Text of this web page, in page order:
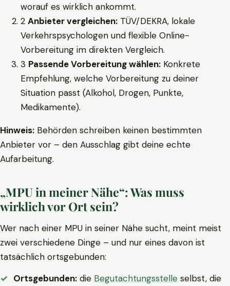
worauf es wirklich ankommt.
2 Anbieter vergleichen: TÜV/DEKRA, lokale
Verkehrspsychologen und flexible Online-
Vorbereitung im direkten Vergleich.
3 Passende Vorbereitung wählen: Konkrete
Empfehlung, welche Vorbereitung zu deiner
Situation passt (Alkohol, Drogen, Punkte,
Medikamente).
Hinweis: Behörden schreiben keinen bestimmten
Anbieter vor – den Ausschlag gibt deine echte
Aufarbeitung.
„MPU in meiner Nähe“: Was muss
wirklich vor Ort sein?
Wer nach einer MPU in seiner Nähe sucht, meint meist
zwei verschiedene Dinge – und nur eines davon ist
tatsächlich ortsgebunden:
Ortsgebunden: die Begutachtungsstelle selbst, die